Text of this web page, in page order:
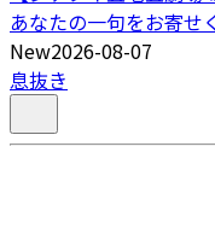
あなたの一句をお寄せ
New2026-08-07
息抜き